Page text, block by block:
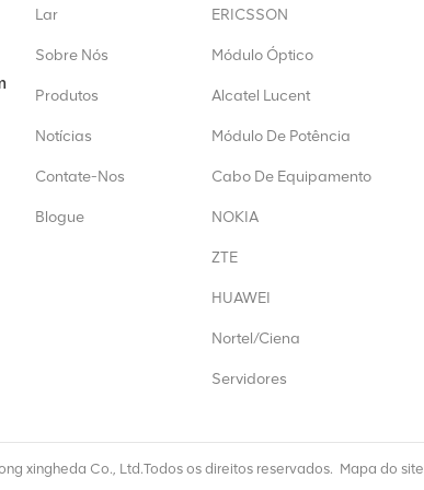
Lar
Sobre Nós
Produtos
Notícias
Contate-Nos
Blogue
ERICSSON
Módulo Óptico
Alcatel Lucent
Módulo De Potência
Cabo De Equipamento
NOKIA
ZTE
HUAWEI
Nortel/Ciena
Servidores
xingheda Co., Ltd.Todos os direitos reservados. Mapa do site